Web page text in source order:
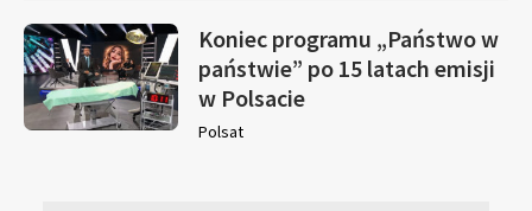
Koniec programu „Państwo w
państwie” po 15 latach emisji
w Polsacie
Polsat